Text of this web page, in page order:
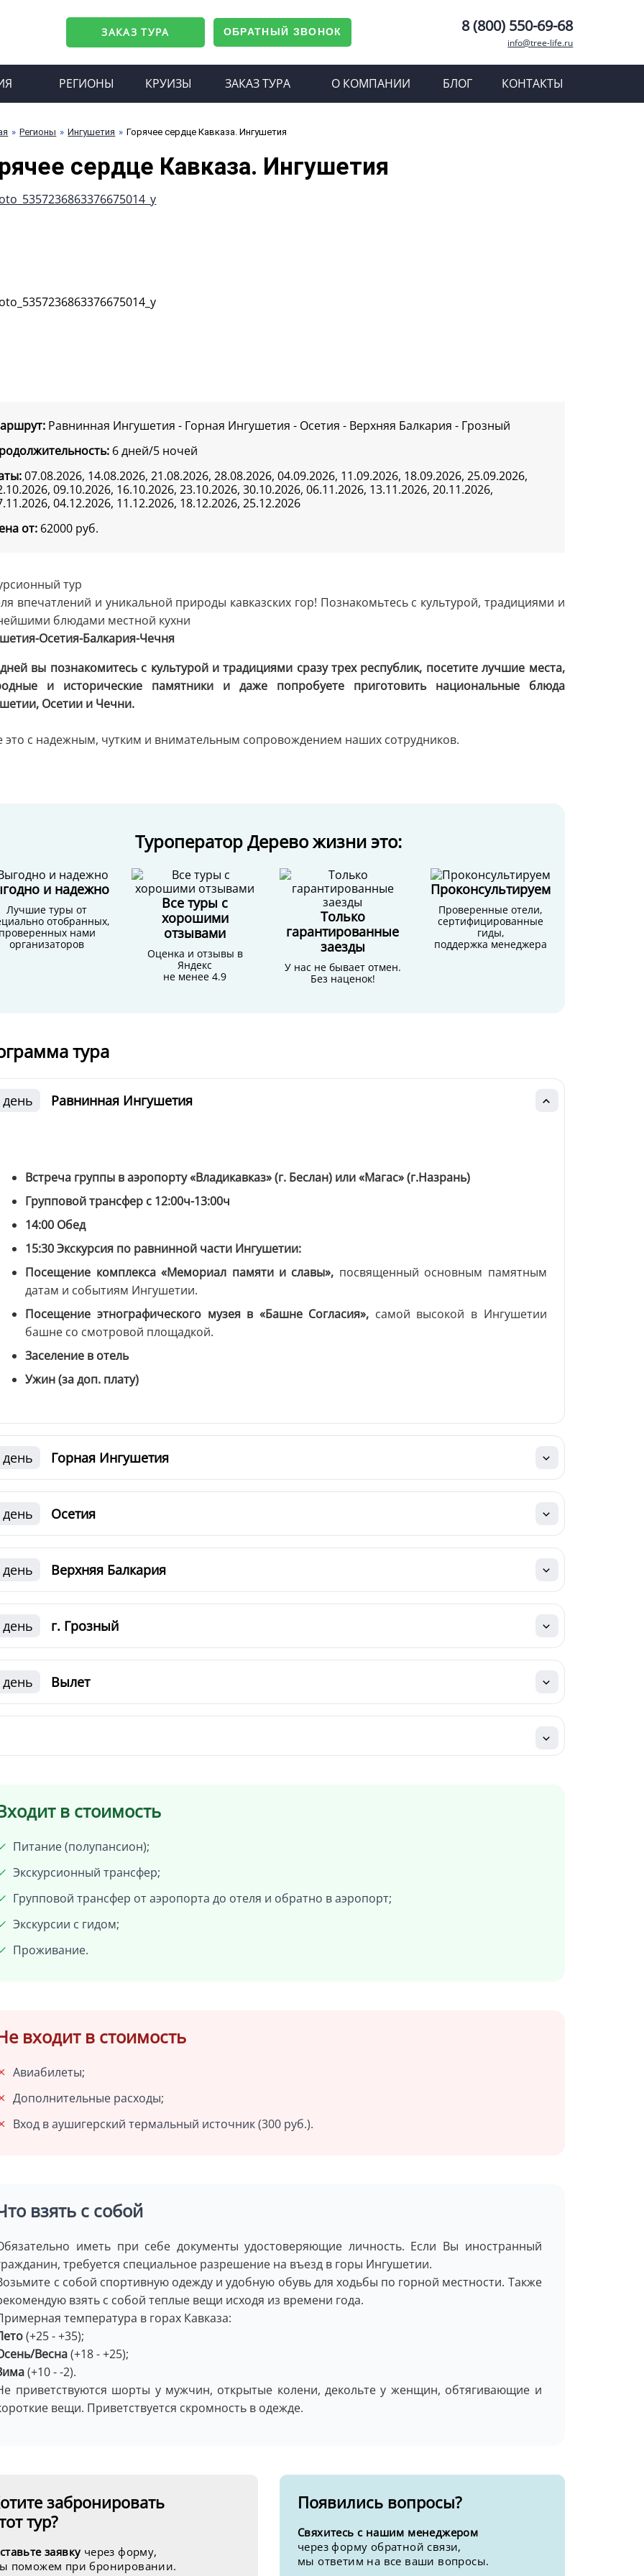
ЗАКАЗ ТУРА ОБРАТНЫЙ ЗВОНОК 8 (800) 550-69-68
info@tree-life.ru
РЕГИОНЫ КРУИЗЫ ЗАКАЗ ТУРА О КОМПАНИИ БЛОГ КОНТАКТЫ
Регионы Ингушетия Горячее сердце Кавказа. Ингушетия
сердце Кавказа. Ингушетия
Равнинная Ингушетия - Горная Ингушетия - Осетия - Верхняя Балкария - Грозный
6 дней/5 ночей
07.08.2026, 14.08.2026, 21.08.2026, 28.08.2026, 04.09.2026, 11.09.2026, 18.09.2026, 25.09.2026,
09.10.2026, 16.10.2026, 23.10.2026, 30.10.2026, 06.11.2026, 13.11.2026, 20.11.2026,
04.12.2026, 11.12.2026, 18.12.2026, 25.12.2026
от: 62000 руб.
тур
впечатлений и уникальной природы кавказских гор! Познакомьтесь с культурой, традициями и
блюдами местной кухни
Осетия-Балкария-Чечня
вы познакомитесь с культурой и традициями сразу трех республик, посетите лучшие места,
и исторические памятники и даже попробуете приготовить национальные блюда
Осетии и Чечни.
это с надежным, чутким и внимательным сопровождением наших сотрудников.
Туроператор Дерево жизни это:
и надежно
Лучшие туры от
отобранных,
нами
организаторов
Все туры с
хорошими
отзывами
Оценка и отзывы в
Яндекс
не менее 4.9
Только
гарантированные
заезды
У нас не бывает отмен.
Без наценок!
Проконсультируем
Проверенные отели,
сертифицированные
гиды,
поддержка менеджера
тура
день Равнинная Ингушетия
Встреча группы в аэропорту «Владикавказ» (г. Беслан) или «Магас» (г.Назрань)
Групповой трансфер с 12:00ч-13:00ч
14:00 Обед
15:30 Экскурсия по равнинной части Ингушетии:
Посещение комплекса «Мемориал памяти и славы», посвященный основным памятным
датам и событиям Ингушетии.
Посещение этнографического музея в «Башне Согласия», самой высокой в Ингушетии
башне со смотровой площадкой.
Заселение в отель
Ужин (за доп. плату)
день Горная Ингушетия
день Осетия
день Верхняя Балкария
день г. Грозный
день Вылет
в стоимость
Питание (полупансион);
Экскурсионный трансфер;
Групповой трансфер от аэропорта до отеля и обратно в аэропорт;
Экскурсии с гидом;
Проживание.
входит в стоимость
Авиабилеты;
Дополнительные расходы;
Вход в аушигерский термальный источник (300 руб.).
взять с собой
иметь при себе документы удостоверяющие личность. Если Вы иностранный
требуется специальное разрешение на въезд в горы Ингушетии.
с собой спортивную одежду и удобную обувь для ходьбы по горной местности. Также
взять с собой теплые вещи исходя из времени года.
температура в горах Кавказа:
(+25 - +35);
Весна(+18 - +25);
(+10 - -2).
приветствуются шорты у мужчин, открытые колени, декольте у женщин, обтягивающие и
вещи. Приветствуется скромность в одежде.
забронировать
тур?
заявку через форму,
поможем при бронировании.
Появились вопросы?
Свяхитесь с нашим менеджером
через форму обратной связи,
мы ответим на все ваши вопросы.